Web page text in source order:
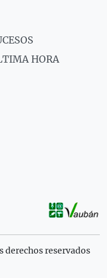
HORA
derechos reservados